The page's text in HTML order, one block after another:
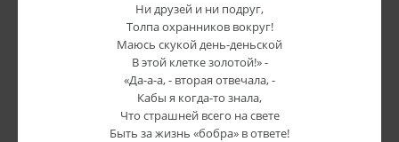
Ни друзей и ни подруг,
Толпа охранников вокруг!
Маюсь скукой день-деньской
В этой клетке золотой!» -
«Да-а-а, - вторая отвечала, -
Кабы я когда-то знала,
Что страшней всего на свете
Быть за жизнь «бобра» в ответе!